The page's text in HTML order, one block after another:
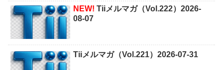
NEW!Tiiメルマガ（Vol.222）2026-
08-07
Tiiメルマガ（Vol.221）2026-07-31